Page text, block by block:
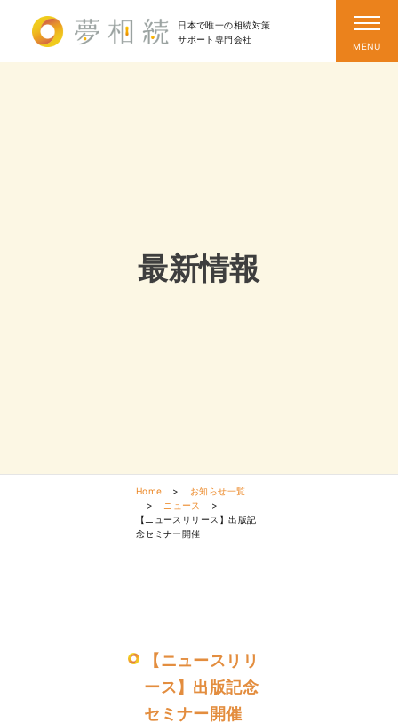
日本で唯一の相続対策
サポート 専門会社
最新情報
Home >
お知らせ一覧
>
ニュース
>
【ニュースリリース】出版記
念セミナー開催
【ニュースリリ
ース】出版記念
セミナー開催